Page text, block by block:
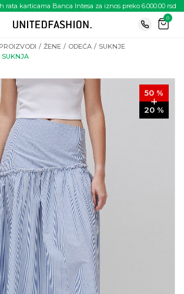
rata karticama Banca Intesa za iznos preko 6.000.00 rsd
0
PROIZVODI ŽENE ODEĆA
SUKNJE
SUKNJA
50 %
20 %